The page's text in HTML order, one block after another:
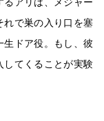
アリは、メジャー
れで巣の入り口を塞
生ドア役。もし、彼
してくることが実験